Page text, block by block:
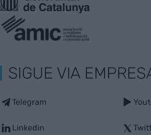
SIGUE VIA
Telegram
Linkedin